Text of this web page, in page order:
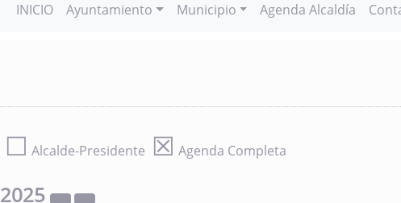
INICIO Ayuntamiento Municipio Agenda Alcaldía
☐ Alcalde-Presidente ☒ Agenda Completa
2025